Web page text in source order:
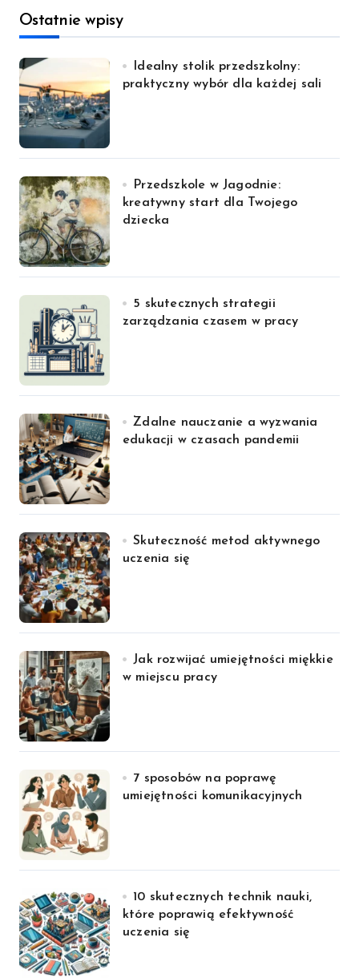
Ostatnie wpisy
Idealny stolik przedszkolny:
praktyczny wybór dla każdej sali
Przedszkole w Jagodnie:
kreatywny start dla Twojego
dziecka
5 skutecznych strategii
zarządzania czasem w pracy
Zdalne nauczanie a wyzwania
edukacji w czasach pandemii
Skuteczność metod aktywnego
uczenia się
Jak rozwijać umiejętności miękkie
w miejscu pracy
7 sposobów na poprawę
umiejętności komunikacyjnych
10 skutecznych technik nauki,
które poprawią efektywność
uczenia się